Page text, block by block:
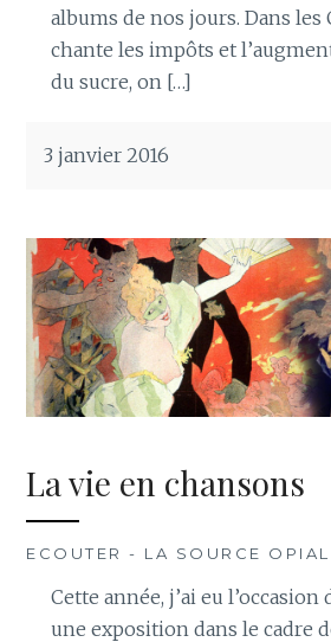
albums de nos jours. Dans les
chante les impôts et
du sucre, on […]
3 janvier 2016
La vie en chansons
ECOUTER - LA SOURCE
Cette année, j’ai eu
une exposition dans le cadre